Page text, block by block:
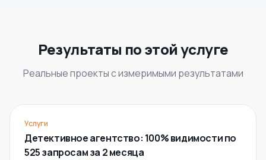
Результаты по этой услуге
Реальные проекты с измеримыми результатами
Услуги
Детективное агентство: 100% видимости по
525 запросам за 2 месяца